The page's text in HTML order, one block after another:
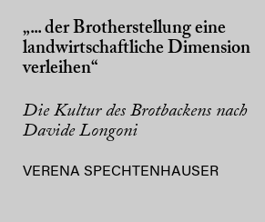
„... der Brotherstellung eine
landwirtschaftliche Dimension
verleihen“
Die Kultur des Brotbackens nach
Davide Longoni
VERENA SPECHTENHAUSER